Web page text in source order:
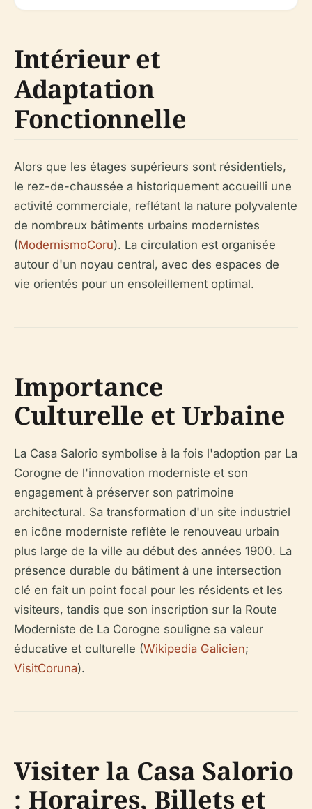
Intérieur et
Adaptation
Fonctionnelle
Alors que les étages supérieurs sont résidentiels,
le rez-de-chaussée a historiquement accueilli une
activité commerciale, reflétant la nature polyvalente
de nombreux bâtiments urbains modernistes
(ModernismoCoru). La circulation est organisée
autour d'un noyau central, avec des espaces de
vie orientés pour un ensoleillement optimal.
Importance
Culturelle et Urbaine
La Casa Salorio symbolise à la fois l'adoption par La
Corogne de l'innovation moderniste et son
engagement à préserver son patrimoine
architectural. Sa transformation d'un site industriel
en icône moderniste reflète le renouveau urbain
plus large de la ville au début des années 1900. La
présence durable du bâtiment à une intersection
clé en fait un point focal pour les résidents et les
visiteurs, tandis que son inscription sur la Route
Moderniste de La Corogne souligne sa valeur
éducative et culturelle (Wikipedia Galicien;
VisitCoruna).
Visiter la Casa Salorio
: Horaires, Billets et